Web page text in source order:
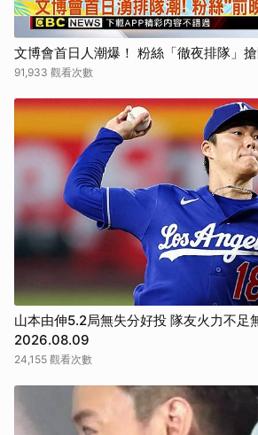
文博會首日人潮爆！ 粉絲「徹夜排隊」
91,933 觀看次數
山本由伸5.2局無失分好投 隊友火力不足
2026.08.09
24,155 觀看次數